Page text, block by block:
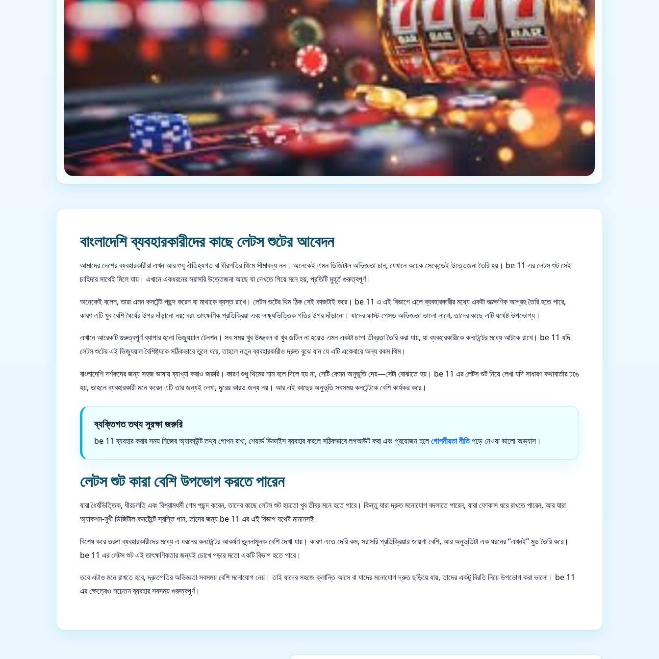
বাংলাদেশি ব্যবহারকারীদের কাছে লেটস শুটের আবেদন
আমাদের দেশের ব্যবহারকারীরা এখন আর শুধু ঐতিহ্যগত বা ধীরগতির থিমে সীমাবদ্ধ নন। অনেকেই এমন ডিজিটাল অভিজ্ঞতা চান, যেখানে কয়েক সেকেন্ডেই উত্তেজনা তৈরি হয়। be 11 এর লেটস শুট সেই
চাহিদার সাথেই মিলে যায়। এখানে একধরনের সরাসরি উত্তেজনা আছে যা দেখতে গিয়ে মনে হয়, প্রতিটি মুহূর্ত গুরুত্বপূর্ণ।
অনেকেই বলেন, তারা এমন কনটেন্ট পছন্দ করেন যা মাথাকে ব্যস্ত রাখে। লেটস শুটের থিম ঠিক সেই কাজটাই করে। be 11 এ এই বিভাগে এলে ব্যবহারকারীর মধ্যে একটা তাত্ক্ষণিক আগ্রহ তৈরি হতে পারে,
কারণ এটি খুব বেশি ধৈর্যের উপর দাঁড়ানো নয়; বরং তাৎক্ষণিক প্রতিক্রিয়া এবং লক্ষ্যভিত্তিক গতির উপর দাঁড়ানো। যাদের ফাস্ট-পেসড অভিজ্ঞতা ভালো লাগে, তাদের কাছে এটি যথেষ্ট উপভোগ্য।
এখানে আরেকটি গুরুত্বপূর্ণ ব্যাপার হলো ভিজ্যুয়াল টেনশন। সব সময় খুব উজ্জ্বল বা খুব জটিল না হয়েও এমন একটা চাপা তীব্রতা তৈরি করা যায়, যা ব্যবহারকারীকে কনটেন্টের মধ্যে আটকে রাখে। be 11 যদি
লেটস শুটের এই ভিজ্যুয়াল বৈশিষ্ট্যকে সঠিকভাবে তুলে ধরে, তাহলে নতুন ব্যবহারকারীও দ্রুত বুঝে যান যে এটি একেবারে অন্য রকম থিম।
বাংলাদেশি দর্শকদের জন্য সহজ ভাষায় ব্যাখ্যা করাও জরুরি। কারণ শুধু থিমের নাম বলে দিলে হয় না, সেটি কেমন অনুভূতি দেয়—সেটা বোঝাতে হয়। be 11 এর লেটস শুট নিয়ে লেখা যদি সাধারণ কথাবার্তার ঢঙে
হয়, তাহলে ব্যবহারকারী মনে করেন এটি তার জন্যই লেখা, দূরের কারও জন্য নয়। আর এই কাছের অনুভূতি সবসময় কনটেন্টকে বেশি কার্যকর করে।
ব্যক্তিগত তথ্য সুরক্ষা জরুরি
be 11 ব্যবহার করার সময় নিজের অ্যাকাউন্ট তথ্য গোপন রাখা, শেয়ার্ড ডিভাইস ব্যবহার করলে সঠিকভাবে লগআউট করা এবং প্রয়োজন হলেগোপনীয়তা নীতিপড়ে নেওয়া ভালো অভ্যাস।
লেটস শুট কারা বেশি উপভোগ করতে পারেন
যারা ধৈর্যভিত্তিক, ধীরচলতি এবং বিশ্রামধর্মী গেম পছন্দ করেন, তাদের কাছে লেটস শুট হয়তো খুব তীব্র মনে হতে পারে। কিন্তু যারা দ্রুত মনোযোগ বদলাতে পারেন, যারা ফোকাস ধরে রাখতে পারেন, আর যারা
অ্যাকশন-মুখী ডিজিটাল কনটেন্টে স্বস্তি পান, তাদের জন্য be 11 এর এই বিভাগ যথেষ্ট মানানসই।
বিশেষ করে তরুণ ব্যবহারকারীদের মধ্যে এ ধরনের কনটেন্টের আকর্ষণ তুলনামূলক বেশি দেখা যায়। কারণ এতে দেরি কম, সরাসরি প্রতিক্রিয়ার জায়গা বেশি, আর অনুভূতিটা এক ধরনের “এখনই” মুড তৈরি করে।
be 11 এর লেটস শুট এই তাৎক্ষণিকতার জন্যই চোখে পড়ার মতো একটি বিভাগ হতে পারে।
তবে এটাও মনে রাখতে হবে, দ্রুতগতির অভিজ্ঞতা সবসময় বেশি মনোযোগ নেয়। তাই যাদের সহজে ক্লান্তি আসে বা যাদের মনোযোগ দ্রুত ছড়িয়ে যায়, তাদের একটু বিরতি নিয়ে উপভোগ করা ভালো। be 11
এর ক্ষেত্রেও সচেতন ব্যবহার সবসময় গুরুত্বপূর্ণ।